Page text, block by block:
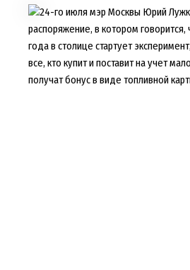
24-го июля мэр Москвы Юрий
распоряжение, в котором говорится,
года в столице стартует
все, кто купит и поставит на учет
получат бонус в виде топливной